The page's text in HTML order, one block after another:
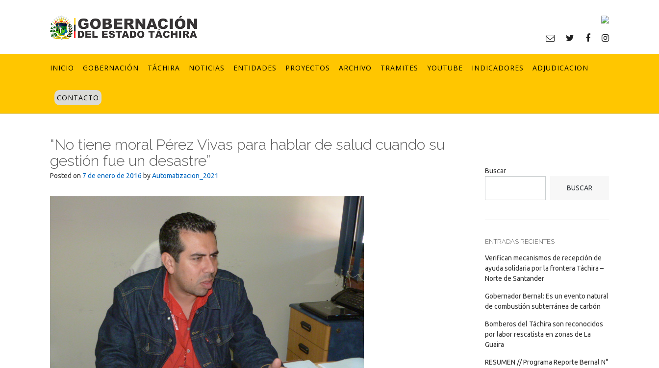
INICIO GOBERNACIÓN TÁCHIRA NOTICIAS ENTIDADES PROYECTOS ARCHIVO TRAMITES YOUTUBE INDICADORES ADJUDICACION
CONTACTO
“No tiene moral Pérez Vivas para hablar de salud cuando su
gestión fue un desastre”
Posted on 7 de enero de 2016 byAutomatizacion_2021
Buscar
BUSCAR
ENTRADAS RECIENTES
Verifican mecanismos de recepción de
ayuda solidaria por la frontera Táchira –
Norte de Santander
Gobernador Bernal: Es un evento natural
de combustión subterránea de carbón
Bomberos del Táchira son reconocidos
por labor rescatista en zonas de La
Guaira
RESUMEN // Programa Reporte Bernal N°